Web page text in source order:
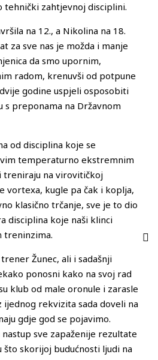
tehnički zahtjevnoj disciplini.
na 12., a Nikolina na 18.
za sve nas je možda i manje
da smo upornim,
radom, krenuvši od potpune
godine uspjeli osposobiti
preponama na Državnom
od disciplina koje se
temperaturno ekstremnim
treniraju na virovitičkoj
vortexa, kugle pa čak i koplja,
klasično trčanje, sve je to dio
disciplina koje naši klinci
treninzima.
Žunec, ali i sadašnji
ponosni kako na svoj rad
klub od male oronule i zarasle
ijednog rekvizita sada doveli na
gdje god se pojavimo.
sve zapaženije rezultate
što skorijoj budućnosti ljudi na